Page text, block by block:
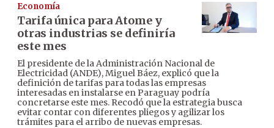
Economía
Tarifa única para Atome y
otras industrias se definiría
este mes
El presidente de la Administración Nacional de
Electricidad (ANDE), Miguel Báez, explicó que la
definición de tarifas para todas las empresas
interesadas en instalarse en Paraguay podría
concretarse este mes. Recodó que la estrategia busca
evitar contar con diferentes pliegos y agilizar los
trámites para el arribo de nuevas empresas.